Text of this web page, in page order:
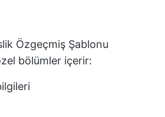
Özgeçmiş Şablonu
bölümler içerir: